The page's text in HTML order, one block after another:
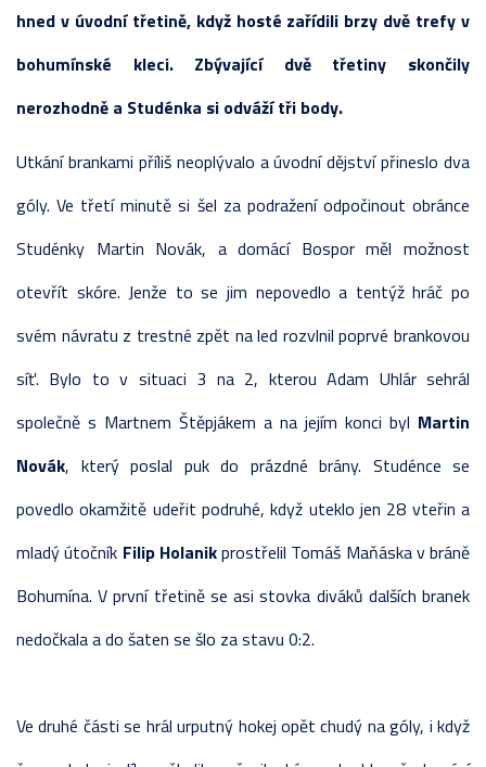
hned v úvodní třetině, když hosté zařídili brzy dvě trefy v
bohumínské kleci. Zbývající dvě třetiny skončily
nerozhodně a Studénka si odváží tři body.
Utkání brankami příliš neoplývalo a úvodní dějství přineslo dva
góly. Ve třetí minutě si šel za podražení odpočinout obránce
Studénky Martin Novák, a domácí Bospor měl možnost
otevřít skóre. Jenže to se jim nepovedlo a tentýž hráč po
svém návratu z trestné zpět na led rozvlnil poprvé brankovou
síť. Bylo to v situaci 3 na 2, kterou Adam Uhlár sehrál
společně s Martnem Štěpjákem a na jejím konci byl Martin
Novák, který poslal puk do prázdné brány. Studénce se
povedlo okamžitě udeřit podruhé, když uteklo jen 28 vteřin a
mladý útočník Filip Holanikprostřelil Tomáš Maňáska v bráně
Bohumína. V první třetině se asi stovka diváků dalších branek
nedočkala a do šaten se šlo za stavu 0:2.
Ve druhé části se hrál urputný hokej opět chudý na góly, i když